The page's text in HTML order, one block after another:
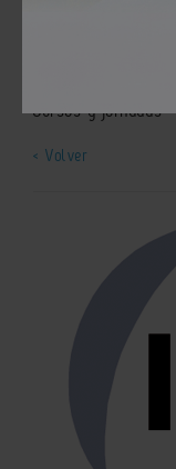
Cursos y jornadas
< Volver